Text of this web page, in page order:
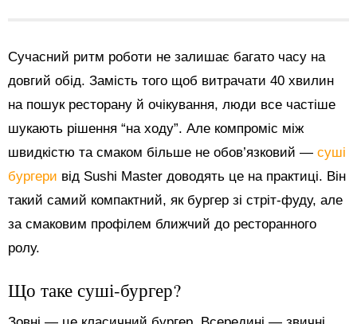
Сучасний ритм роботи не залишає багато часу на
довгий обід. Замість того щоб витрачати 40 хвилин
на пошук ресторану й очікування, люди все частіше
шукають рішення “на ходу”. Але компроміс між
швидкістю та смаком більше не обов’язковий — суші
бургери від Sushi Master доводять це на практиці. Він
такий самий компактний, як бургер зі стріт-фуду, але
за смаковим профілем ближчий до ресторанного
ролу.
Що таке суші-бургер?